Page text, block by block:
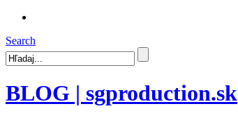
Search
BLOG | sgproduction.sk